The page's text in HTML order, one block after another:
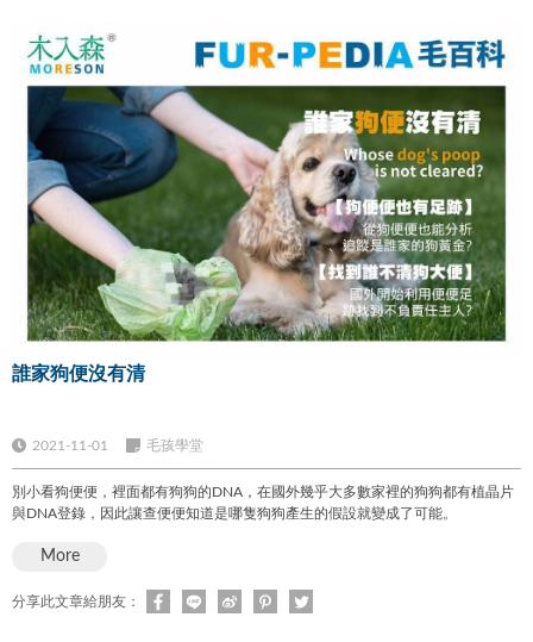
誰家狗便沒有清
2021-11-01 毛孩學堂
別小看狗便便，裡面都有狗狗的DNA，在國外幾乎大多數家裡的狗狗都有植晶片
與DNA登錄，因此讓查便便知道是哪隻狗狗產生的假設就變成了可能。
More
分享此文章給朋友：